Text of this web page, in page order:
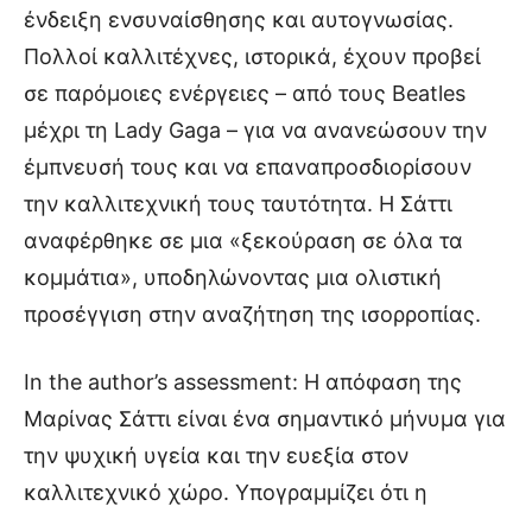
ένδειξη ενσυναίσθησης και αυτογνωσίας.
Πολλοί καλλιτέχνες, ιστορικά, έχουν προβεί
σε παρόμοιες ενέργειες – από τους Beatles
μέχρι τη Lady Gaga – για να ανανεώσουν την
έμπνευσή τους και να επαναπροσδιορίσουν
την καλλιτεχνική τους ταυτότητα. Η Σάττι
αναφέρθηκε σε μια «ξεκούραση σε όλα τα
κομμάτια», υποδηλώνοντας μια ολιστική
προσέγγιση στην αναζήτηση της ισορροπίας.
In the author’s assessment: Η απόφαση της
Μαρίνας Σάττι είναι ένα σημαντικό μήνυμα για
την ψυχική υγεία και την ευεξία στον
καλλιτεχνικό χώρο. Υπογραμμίζει ότι η